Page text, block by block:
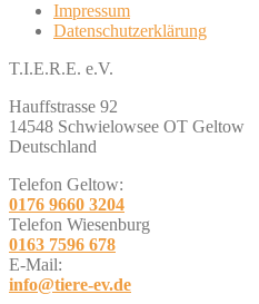
Impressum
Datenschutzerklärung
T.I.E.R.E. e.V.
Hauffstrasse 92
14548 Schwielowsee OT Geltow
Deutschland
Telefon Geltow:
0176 9660 3204
Telefon Wiesenburg
0163 7596 678
E-Mail:
info@tiere-ev.de